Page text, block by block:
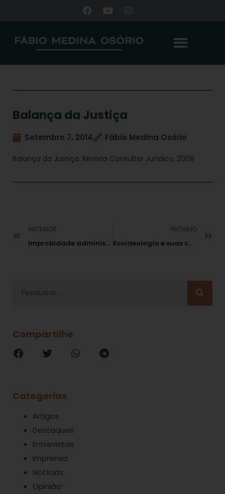
Balança da Justiça
Setembro 7, 2014 Fábio Medina Osório
Balança da Justiça. Revista Consultor Jurídico, 2008
ANTERIOR
Improbidade administrativa e direitos de defesa
PRÓXIMO
Ecoideologia e suas contradições
Compartilhe
Categorias
Artigos
Destaques
Entrevistas
Imprensa
Notícias
Opinião